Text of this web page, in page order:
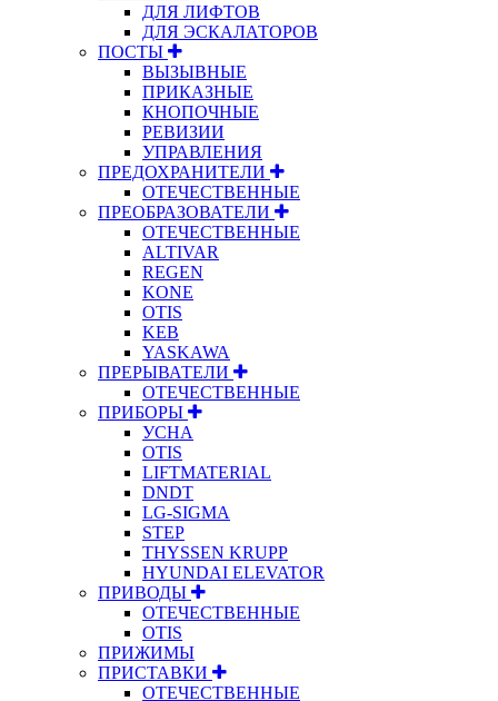
ДЛЯ ЛИФТОВ
ДЛЯ ЭСКАЛАТОРОВ
ПОСТЫ
ВЫЗЫВНЫЕ
ПРИКАЗНЫЕ
КНОПОЧНЫЕ
РЕВИЗИИ
УПРАВЛЕНИЯ
ПРЕДОХРАНИТЕЛИ
ОТЕЧЕСТВЕННЫЕ
ПРЕОБРАЗОВАТЕЛИ
ОТЕЧЕСТВЕННЫЕ
ALTIVAR
REGEN
KONE
OTIS
KEB
YASKAWA
ПРЕРЫВАТЕЛИ
ОТЕЧЕСТВЕННЫЕ
ПРИБОРЫ
УСНА
OTIS
LIFTMATERIAL
DNDT
LG-SIGMA
STEP
THYSSEN KRUPP
HYUNDAI ELEVATOR
ПРИВОДЫ
ОТЕЧЕСТВЕННЫЕ
OTIS
ПРИЖИМЫ
ПРИСТАВКИ
ОТЕЧЕСТВЕННЫЕ